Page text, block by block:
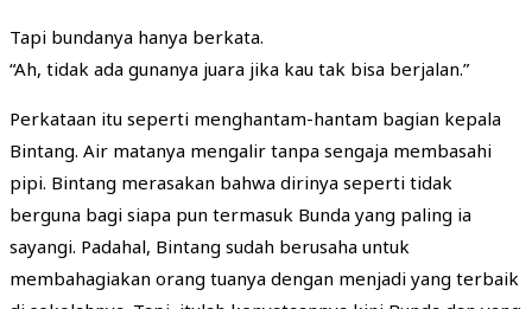
Tapi bundanya hanya berkata.
“Ah, tidak ada gunanya juara jika kau tak bisa berjalan.”
Perkataan itu seperti menghantam-hantam bagian kepala
Bintang. Air matanya mengalir tanpa sengaja membasahi
pipi. Bintang merasakan bahwa dirinya seperti tidak
berguna bagi siapa pun termasuk Bunda yang paling ia
sayangi. Padahal, Bintang sudah berusaha untuk
membahagiakan orang tuanya dengan menjadi yang terbaik